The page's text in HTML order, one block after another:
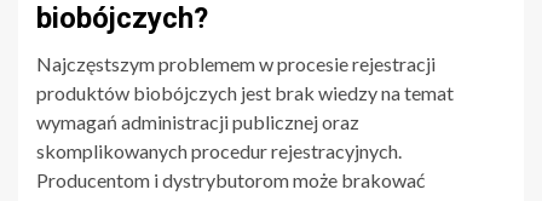
biobójczych?
Najczęstszym problemem w procesie rejestracji
produktów biobójczych jest brak wiedzy na temat
wymagań administracji publicznej oraz
skomplikowanych procedur rejestracyjnych.
Producentom i dystrybutorom może brakować